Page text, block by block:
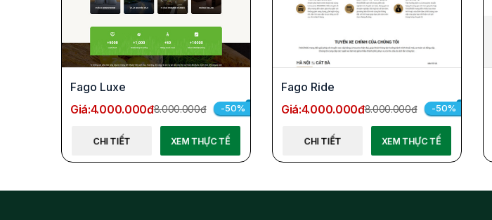
Fago Luxe
Giá:4.000.000đ8.000.000đ -50%
CHI TIẾT XEM THỰC TẾ
Fago Ride
Giá:4.000.000đ8.000.000đ -50%
CHI TIẾT XEM THỰC TẾ